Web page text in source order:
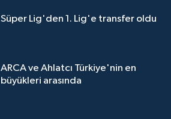
Süper Lig'den 1. Lig'e transfer oldu
ARCA ve Ahlatcı Türkiye'nin en
büyükleri arasında